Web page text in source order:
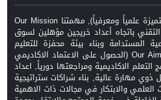
رؤيتنا Our Vision (جامعة متميزة علمياً ومعرفياً), مهمتنا Our Mission
باتجاه أعداد خريجين مؤهلين لسوق
المستدامة وبناء بيئة محفزة للتعليم
والابداع الفكري), الاهداف Our Aim (الحصول على الاعتماد الاكاديمي
الاكاديمية ومراجعتها دورياً, اعداد
مهارة عالية, بناء شراكات ستراتيجية
العلمي والابتكار في مجالات ذات الاهمية